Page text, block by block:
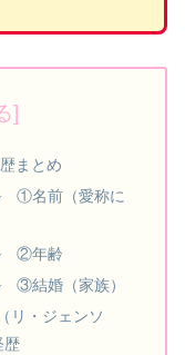
まとめ
①名前（愛称に
②年齢
③結婚（家族）
リ・ジェンソ
歴